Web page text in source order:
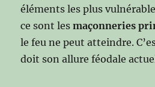
éléments les plus
ce sont lesmaçonneries
le feu ne peut atteindre.
doit son allure féodale